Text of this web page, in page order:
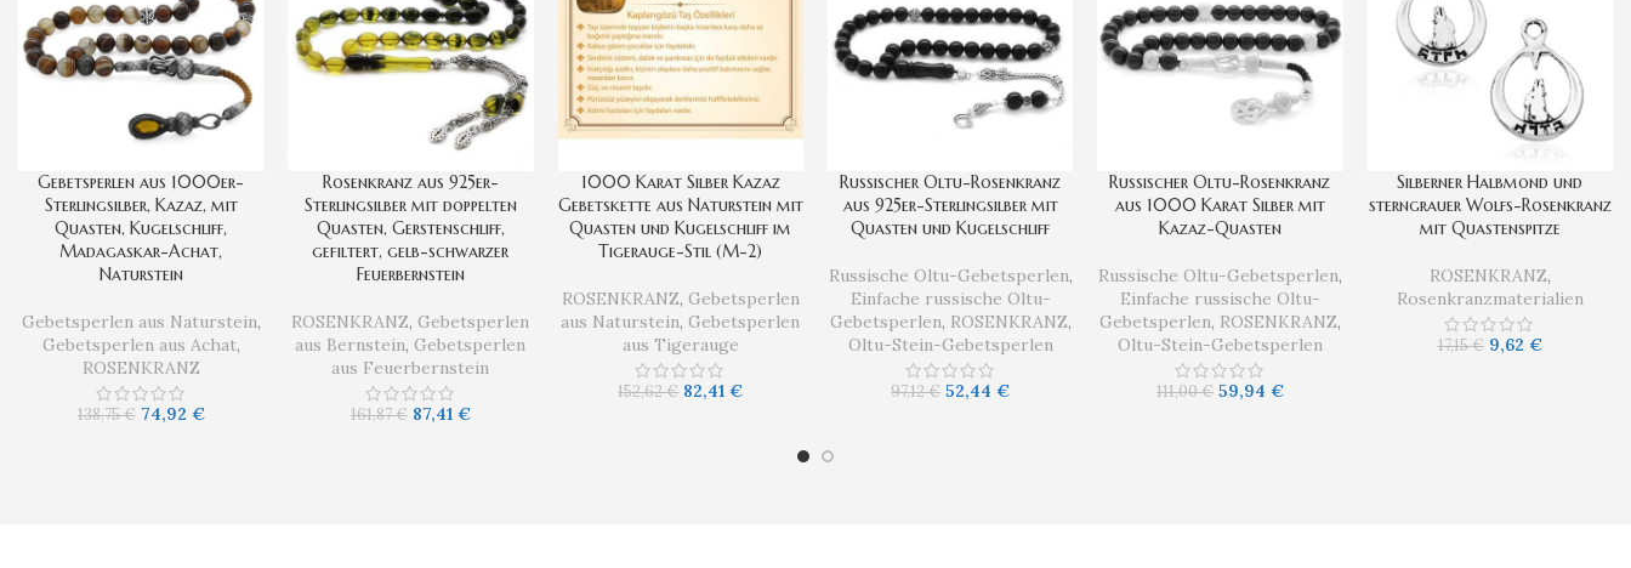
Gebetsperlen aus 1000er-
Sterlingsilber, Kazaz, mit
Quasten, Kugelschliff,
Madagaskar-Achat,
Naturstein
Gebetsperlen aus Naturstein,
Gebetsperlen aus Achat,
ROSENKRANZ
138,75€ 74,92 €
Rosenkranz aus 925er-
Sterlingsilber mit doppelten
Quasten, Gerstenschliff,
gefiltert, gelb-schwarzer
Feuerbernstein
ROSENKRANZ, Gebetsperlen
aus Bernstein, Gebetsperlen
aus Feuerbernstein
161,87€ 87,41 €
1000 Karat Silber Kazaz
Gebetskette aus Naturstein mit
Quasten und Kugelschliff im
Tigerauge-Stil (M-2)
ROSENKRANZ, Gebetsperlen
aus Naturstein, Gebetsperlen
aus Tigerauge
152,62€ 82,41€
Russischer Oltu-Rosenkranz
aus 925er-Sterlingsilber mit
Quasten und Kugelschliff
Russische Oltu-Gebetsperlen,
Einfache russische Oltu-
Gebetsperlen, ROSENKRANZ,
Oltu-Stein-Gebetsperlen
97,12€ 52,44€
Russischer Oltu-Rosenkranz
aus 1000 Karat Silber mit
Kazaz-Quasten
Russische Oltu-Gebetsperlen,
Einfache russische Oltu-
Gebetsperlen, ROSENKRANZ,
Oltu-Stein-Gebetsperlen
111,00€ 59,94 €
Silberner Halbmond und
sterngrauer Wolfs-Rosenkranz
mit Quastenspitze
ROSENKRANZ,
Rosenkranzmaterialien
17,15€ 9,62 €